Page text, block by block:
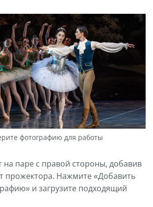
фотографию для работы
на паре с правой стороны, добавив
прожектора. Нажмите «Добавить
и загрузите подходящий